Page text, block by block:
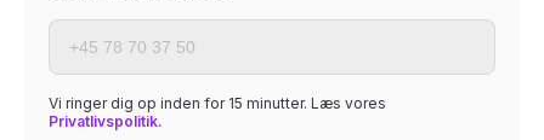
Vi ringer dig op inden for 15 minutter. Læs vores
Privatlivspolitik.